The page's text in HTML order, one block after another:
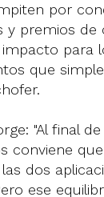
por
y premios de
para
que
"Al final
conviene
dos
ese